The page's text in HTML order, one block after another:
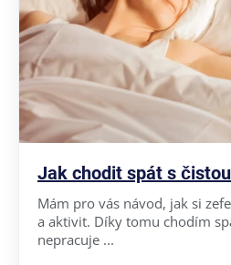
Jak chodit spát s
Mám pro vás návod, jak si
a aktivit. Díky tomu chodím
nepracuje ...